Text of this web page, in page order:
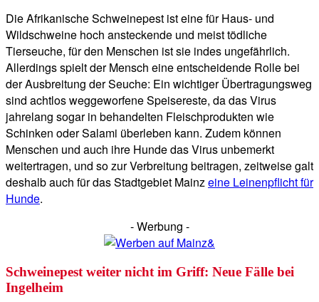
Die Afrikanische Schweinepest ist eine für Haus- und
Wildschweine hoch ansteckende und meist tödliche
Tierseuche, für den Menschen ist sie indes ungefährlich.
Allerdings spielt der Mensch eine entscheidende Rolle bei
der Ausbreitung der Seuche: Ein wichtiger Übertragungsweg
sind achtlos weggeworfene Speisereste, da das Virus
jahrelang sogar in behandelten Fleischprodukten wie
Schinken oder Salami überleben kann. Zudem können
Menschen und auch ihre Hunde das Virus unbemerkt
weitertragen, und so zur Verbreitung beitragen, zeitweise galt
deshalb auch für das Stadtgebiet Mainzeine Leinenpflicht für
Hunde.
- Werbung -
Schweinepest weiter nicht im Griff: Neue Fälle bei
Ingelheim